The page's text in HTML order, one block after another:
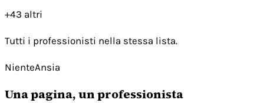
+43 altri
Tutti i professionisti nella stessa lista.
NienteAnsia
Una pagina, un professionista